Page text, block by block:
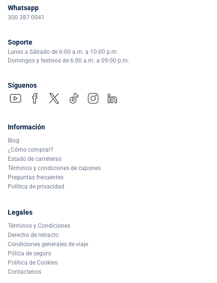
Whatsapp
300 387 0041
Soporte
Lunes a Sábado de 6:00 a.m. a 10:00 p.m.
Domingos y festivos de 6:00 a.m. a 09:00 p.m.
Síguenos
Información
Blog
¿Cómo comprar?
Estado de carreteras
Términos y condiciones de cupones
Preguntas frecuentes
Política de privacidad
Legales
Términos y Condiciones
Derecho de retracto
Condiciones generales de viaje
Póliza de seguro
Política de Cookies
Contactenos